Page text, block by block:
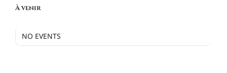
À venir
NO EVENTS